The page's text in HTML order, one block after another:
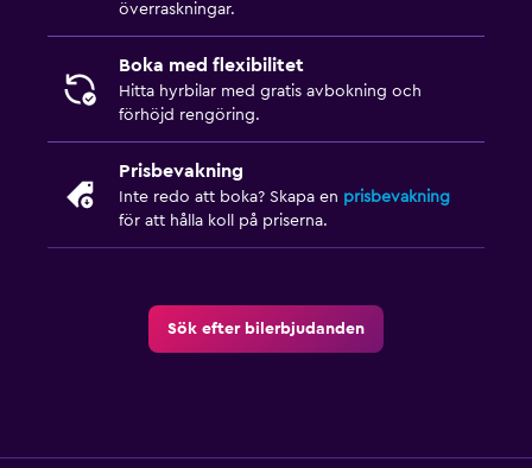
överraskningar.
Boka med flexibilitet
Hitta hyrbilar med gratis avbokning och
förhöjd rengöring.
Prisbevakning
Inte redo att boka? Skapa en prisbevakning
för att hålla koll på priserna.
Sök efter bilerbjudanden